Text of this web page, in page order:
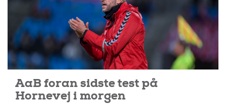
AaB foran sidste test på
Hornevej i morgen